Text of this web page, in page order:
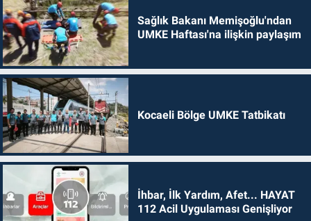
Sağlık Bakanı Memişoğlu'ndan
UMKE Haftası'na ilişkin paylaşım
Kocaeli Bölge UMKE Tatbikatı
İhbar, İlk Yardım, Afet... HAYAT
112 Acil Uygulaması Genişliyor